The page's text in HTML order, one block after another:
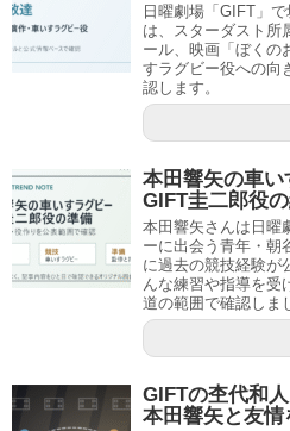
日曜劇場「GIFT」
は、スターダスト所
ール、映画「ぼくの
すラグビー役への向
認します。
本田響矢の車い
GIFT圭二郎役
本田響矢さんは日曜
ーに出会う青年・朝
に過去の競技経験が
んな練習や指導を受
道の範囲で確認しま
GIFTの杢代和
本田響矢と友情